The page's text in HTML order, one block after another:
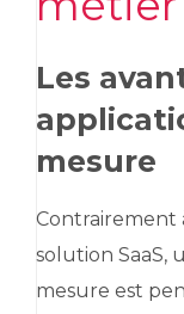
Les
mesure
Contrairement
solution SaaS,
mesure est